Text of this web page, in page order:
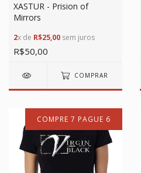
XASTUR - Prision of
Mirrors
2x de R$25,00 sem juros
R$50,00
COMPRAR
COMPRE 7 PAGUE 6